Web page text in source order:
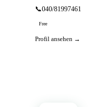
📞040/81997461
Free
Profil ansehen →